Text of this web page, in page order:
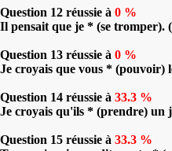
Question 12 réussie à 0 %
Il pensait que je * (se tromper).
Question 13 réussie à 0 %
Je croyais que vous * (pouvoir)
Question 14 réussie à 33.3 %
Je croyais qu'ils * (prendre) un
Question 15 réussie à 33.3 %